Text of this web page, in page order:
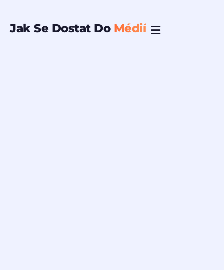
naJak Se Dostat Do Médií